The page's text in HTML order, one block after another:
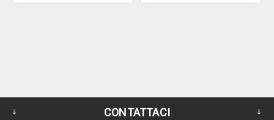
CONTATTACI